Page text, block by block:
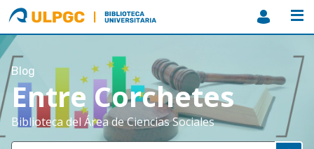
ULPGC
Biblioteca
ULPGC
Blog
Entre Corchetes
Biblioteca del Área de Ciencias Sociales